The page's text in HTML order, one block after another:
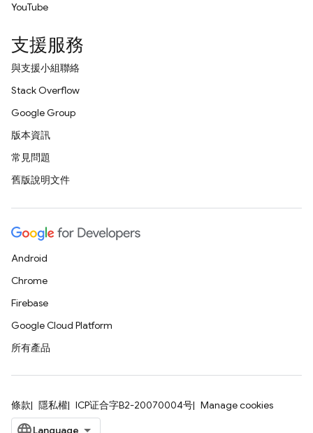
YouTube
支援服務
與支援小組聯絡
Stack Overflow
Google Group
版本資訊
常見問題
舊版說明文件
Android
Chrome
Firebase
Google Cloud Platform
所有產品
條款 隱私權 ICP证合字B2-20070004号 Manage cookies